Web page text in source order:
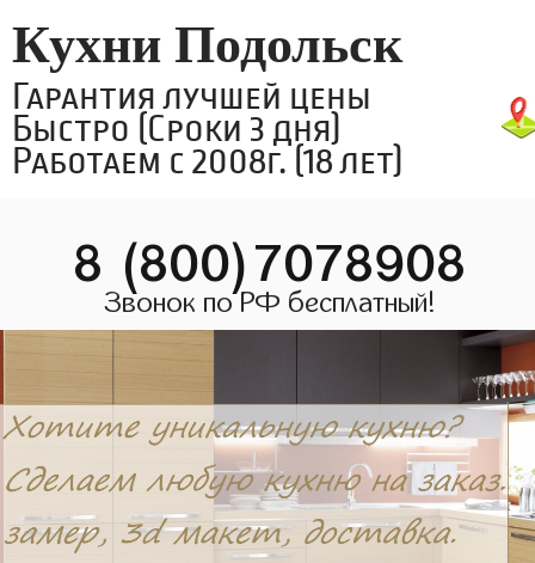
Кухни Подольск
Гарантия лучшей цены
Быстро (Сроки 3 дня)
Работаем с 2008г. (18 лет)
8 (800)7078908
Звонок по РФ бесплатный!